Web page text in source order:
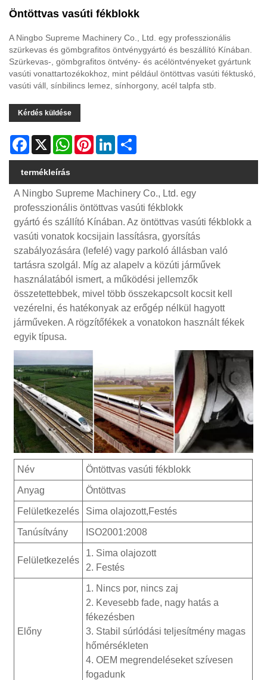
Öntöttvas vasúti fékblokk
A Ningbo Supreme Machinery Co., Ltd. egy professzionális
szürkevas és gömbgrafitos öntvénygyártó és beszállító Kínában.
Szürkevas-, gömbgrafitos öntvény- és acélöntvényeket gyártunk
vasúti vonattartozékokhoz, mint például öntöttvas vasúti féktuskó,
vasúti váll, sínbilincs lemez, sínhorgony, acél talpfa stb.
Kérdés küldése
Facebook
X WhatsAppPinterestLinkedIn
termékleírás
A Ningbo Supreme Machinery Co., Ltd. egy
professzionális öntöttvas vasúti fékblokk
gyártó és szállító Kínában. Az öntöttvas vasúti fékblokk a
vasúti vonatok kocsijain lassításra, gyorsítás
szabályozására (lefelé) vagy parkoló állásban való
tartásra szolgál. Míg az alapelv a közúti járművek
használatából ismert, a működési jellemzők
összetettebbek, mivel több összekapcsolt kocsit kell
vezérelni, és hatékonyak az erőgép nélkül hagyott
járműveken. A rögzítőfékek a vonatokon használt fékek
egyik típusa.
Név Öntöttvas vasúti fékblokk
Anyag Öntöttvas
Felületkezelés Sima olajozott,Festés
Tanúsítvány ISO2001:2008
Felületkezelés
1. Sima olajozott
2. Festés
Előny
1. Nincs por, nincs zaj
2. Kevesebb fade, nagy hatás a
fékezésben
3. Stabil súrlódási teljesítmény magas
hőmérsékleten
4. OEM megrendeléseket szívesen
fogadunk